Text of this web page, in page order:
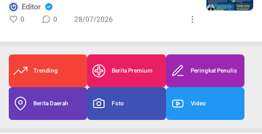
Editor
0 0 28/07/2026
Trending Berita Premium Peringkat Penulis
Berita Daerah Foto Video